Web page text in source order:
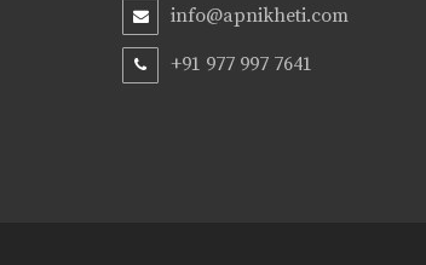
info@apnikheti.com
+91 977 997 7641